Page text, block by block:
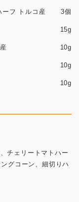
ーフ トルコ産 3個
15g
10g
10g
10g
チェリートマトハー
グコーン、細切りハ